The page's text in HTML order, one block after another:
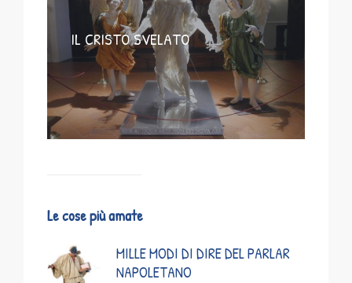
IL CRISTO SVELATO
Le cose più amate
MILLE MODI DI DIRE DEL PARLAR
NAPOLETANO